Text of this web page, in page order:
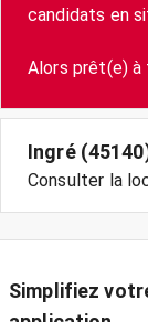
candidats en
Alors prêt(e) à
Ingré
Consulter la
Simplifiez